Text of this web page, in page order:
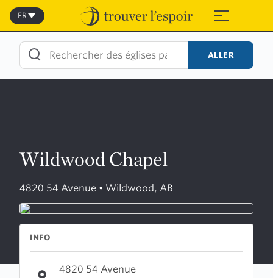
Skip
content
≡
FR
ALLER
Wildwood Chapel
4820 54 Avenue • Wildwood, AB
INFO
4820 54 Avenue